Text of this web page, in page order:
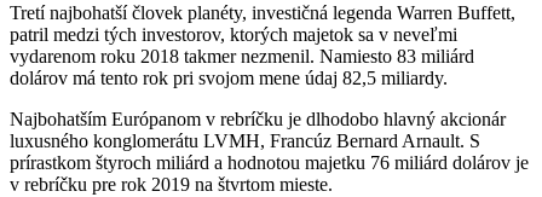
Tretí najbohatší človek planéty, investičná legenda Warren Buffett,
patril medzi tých investorov, ktorých majetok sa v neveľmi
vydarenom roku 2018 takmer nezmenil. Namiesto 83 miliárd
dolárov má tento rok pri svojom mene údaj 82,5 miliardy.
Najbohatším Európanom v rebríčku je dlhodobo hlavný akcionár
luxusného konglomerátu LVMH, Francúz Bernard Arnault. S
prírastkom štyroch miliárd a hodnotou majetku 76 miliárd dolárov je
v rebríčku pre rok 2019 na štvrtom mieste.